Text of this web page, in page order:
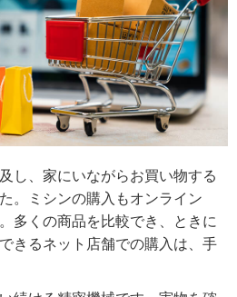
し、家にいながらお買い物する
。ミシンの購入もオンライン
多くの商品を比較でき、ときに
きるネット店舗での購入は、手